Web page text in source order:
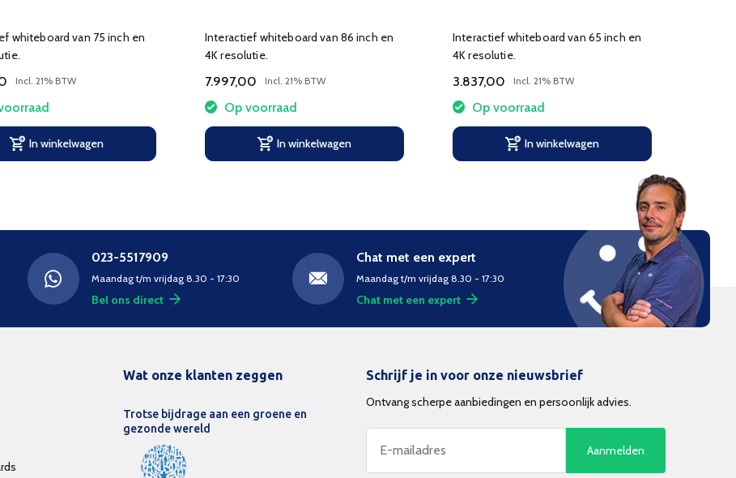
whiteboard van 75 inch en
Incl. 21% BTW
In winkelwagen
Interactief whiteboard van 86 inch en
4K resolutie.
7.997,00 Incl. 21% BTW
Op voorraad
In winkelwagen
Interactief whiteboard van 65 inch en
4K resolutie.
3.837,00 Incl. 21% BTW
Op voorraad
In winkelwagen
023-5517909
Maandag t/m vrijdag 8.30 - 17:30
Bel ons direct
Chat met een expert
Maandag t/m vrijdag 8.30 - 17:30
Chat met een expert
Wat onze klanten zeggen
Trotse bijdrage aan een groene en
gezonde wereld
Schrijf je in voor onze nieuwsbrief
Ontvang scherpe aanbiedingen en persoonlijk advies.
Aanmelden